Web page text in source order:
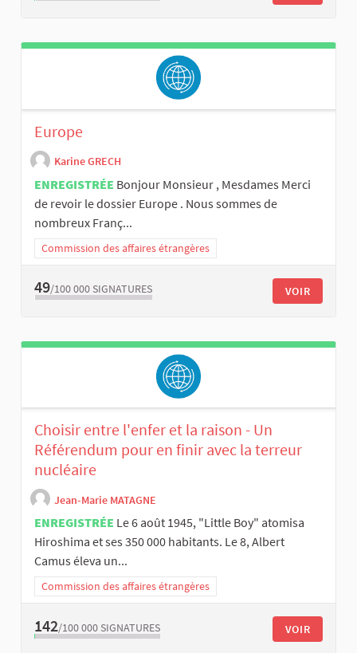
Europe
Karine GRECH
ENREGISTRÉE Bonjour Monsieur , Mesdames Merci
de revoir le dossier Europe . Nous sommes de
nombreux Franç...
Commission des affaires étrangères
49/100 000 SIGNATURES VOIR
Choisir entre l'enfer et la raison - Un
Référendum pour en finir avec la terreur
nucléaire
Jean-Marie MATAGNE
ENREGISTRÉE Le 6 août 1945, "Little Boy" atomisa
Hiroshima et ses 350 000 habitants. Le 8, Albert
Camus éleva un...
Commission des affaires étrangères
142/100 000 SIGNATURES VOIR